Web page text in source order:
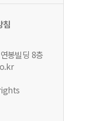
침
봉빌딩 8층